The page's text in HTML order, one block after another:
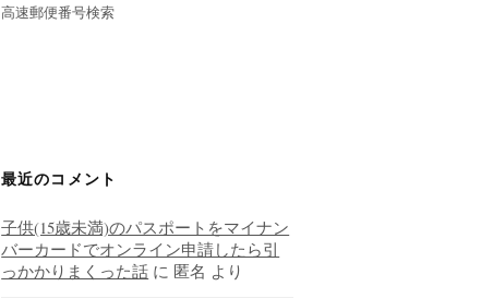
高速郵便番号検索
最近のコメント
子供(15歳未満)のパスポートをマイナン
バーカードでオンライン申請したら引
っかかりまくった話 に 匿名 より